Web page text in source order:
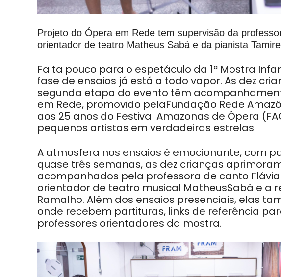
Projeto do Ópera em Rede tem supervisão da
orientador de teatro Matheus Sabá e da pianista
Falta pouco para o espetáculo da 1ª Mostra
fase de ensaios já está a todo vapor. As dez
segunda etapa do evento têm
em Rede, promovido pelaFundação Rede
aos 25 anos do Festival Amazonas de Ópera
pequenos artistas em verdadeiras estrelas.
A atmosfera nos ensaios é emocionante, com
quase três semanas, as dez crianças
acompanhados pela professora de canto
orientador de teatro musical MatheusSabá e a
Ramalho. Além dos ensaios presenciais, elas
onde recebem partituras, links de referência
professores orientadores da mostra.